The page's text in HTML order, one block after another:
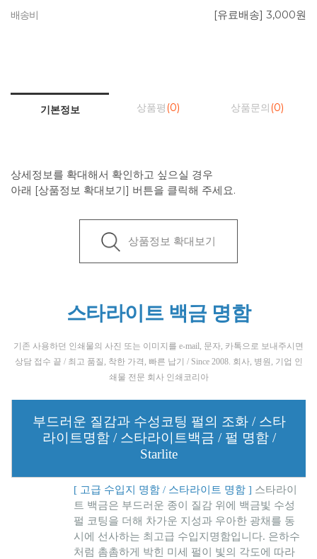
배송비 [유료배송] 3,000원
기본정보 상품평 (0) 상품문의 (0)
상세정보를 확대해서 확인하고 싶으실 경우
아래 [상품정보 확대보기] 버튼을 클릭해 주세요.
상품정보 확대보기
스타라이트 백금 명함
기존 사용하던 인쇄물의 사진 또는 이미지를 e-mail, 문자, 카톡으로 보내주시면
상담 접수 끝 / 최고 품질, 착한 가격, 빠른 납기 / Since 2008. 회사, 병원, 기업 인
쇄물 전문 회사 인쇄코리아
부드러운 질감과 수성코팅 펄의 조화 / 스타
라이트명함 / 스타라이트백금 / 펄 명함 /
Starlite
[ 고급 수입지 명함 / 스타라이트 명함 ] 스타라이
트 백금은 부드러운 종이 질감 위에 백금빛 수성
펄 코팅을 더해 차가운 지성과 우아한 광채를 동
시에 선사하는 최고급 수입지명함입니다. 은하수
처럼 촘촘하게 박힌 미세 펄이 빛의 각도에 따라